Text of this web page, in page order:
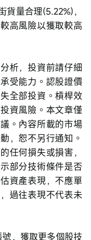
量合理(5.22%)，
高風險以獲取較高
析，投資前請仔細
受能力。認股證價
全部投資。槓桿效
資風險。本文章僅
。內容所載的市場
，恕不另行通知。
任何損失或損害，
部分技術條件是否
資產表現，不應單
過往表現不代表未
，獲取更多個股技